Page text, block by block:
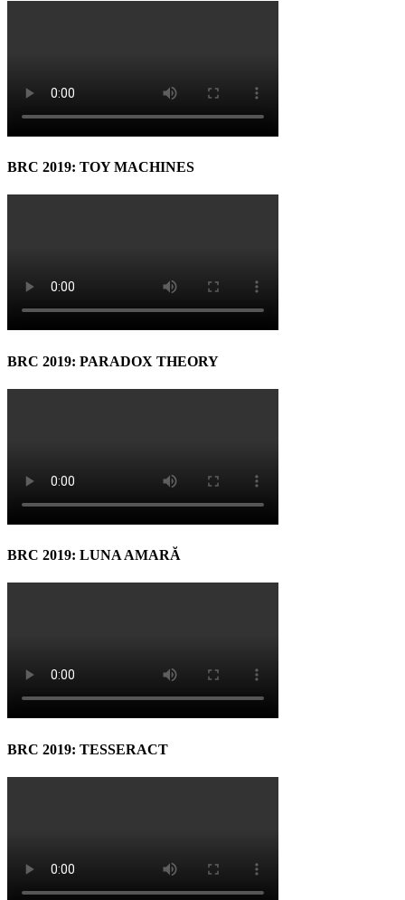
BRC 2019: TOY MACHINES
BRC 2019: PARADOX THEORY
BRC 2019: LUNA AMARĂ
BRC 2019: TESSERACT